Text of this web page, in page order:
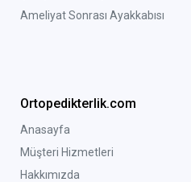
Ameliyat Sonrası Ayakkabısı
Ortopedikterlik.com
Anasayfa
Müşteri Hizmetleri
Hakkımızda